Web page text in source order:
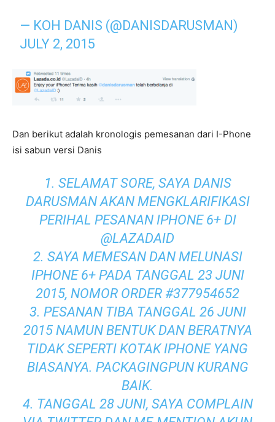
— KOH DANIS (@DANISDARUSMAN)
JULY 2, 2015
Dan berikut adalah kronologis pemesanan dari I-Phone
isi sabun versi Danis
1. SELAMAT SORE, SAYA DANIS
DARUSMAN AKAN MENGKLARIFIKASI
PERIHAL PESANAN IPHONE 6+ DI
@LAZADAID
2. SAYA MEMESAN DAN MELUNASI
IPHONE 6+ PADA TANGGAL 23 JUNI
2015, NOMOR ORDER #377954652
3. PESANAN TIBA TANGGAL 26 JUNI
2015 NAMUN BENTUK DAN BERATNYA
TIDAK SEPERTI KOTAK IPHONE YANG
BIASANYA. PACKAGINGPUN KURANG
BAIK.
4. TANGGAL 28 JUNI, SAYA COMPLAIN